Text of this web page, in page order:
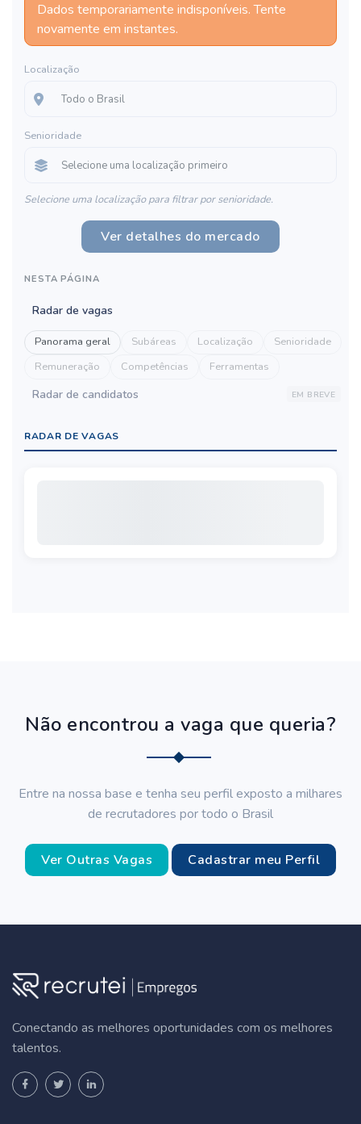
Dados temporariamente indisponíveis. Tente
novamente em instantes.
Localização
Senioridade
Selecione uma localização para filtrar por senioridade.
Ver detalhes do mercado
NESTA PÁGINA
Radar de vagas
Panorama geral Subáreas Localização
Senioridade
Remuneração
Competências Ferramentas
Radar de candidatos EM BREVE
RADAR DE VAGAS
Não encontrou a vaga que queria?
Entre na nossa base e tenha seu perfil exposto a milhares
de recrutadores por todo o Brasil
Ver Outras Vagas Cadastrar meu Perfil
Conectando as melhores oportunidades com os melhores
talentos.